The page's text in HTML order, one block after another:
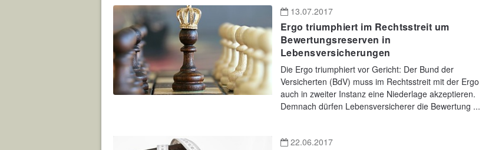
13.07.2017
Ergo triumphiert im Rechtsstreit um
Bewertungsreserven in
Lebensversicherungen
Die Ergo triumphiert vor Gericht: Der Bund der
Versicherten (BdV) muss im Rechtsstreit mit der Ergo
auch in zweiter Instanz eine Niederlage akzeptieren.
Demnach dürfen Lebensversicherer die Bewertung ...
22.06.2017